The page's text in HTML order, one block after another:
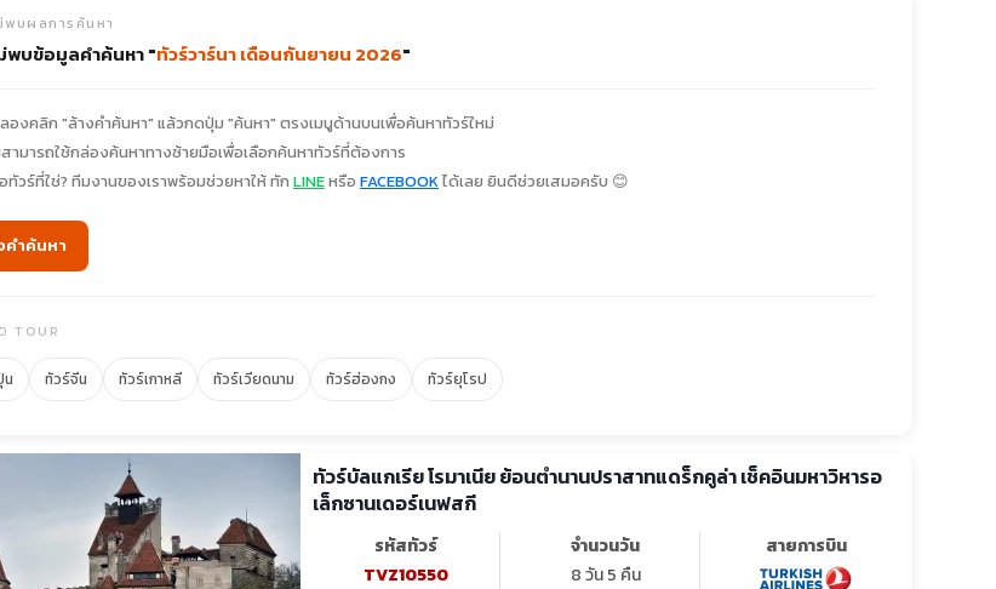
พบผลการค้นหา
พบข้อมูลคำค้นหา "ทัวร์วาร์นา เดือนกันยายน 2026"
องคลิก "ล้างคำค้นหา" แล้วกดปุ่ม "ค้นหา" ตรงเมนูด้านบนเพื่อค้นหาทัวร์ใหม่
ามารถใช้กล่องค้นหาทางซ้ายมือเพื่อเลือกค้นหาทัวร์ที่ต้องการ
อทัวร์ที่ใช่? ทีมงานของเราพร้อมช่วยหาให้ ทัก LINEหรือ FACEBOOKได้เลย ยินดีช่วยเสมอครับ 😊
คำค้นหา
TOUR
ทัวร์จีน ทัวร์เกาหลี ทัวร์เวียดนาม ทัวร์ฮ่องกง ทัวร์ยุโรป
ทัวร์บัลแกเรีย โรมาเนีย ย้อนตำนานปราสาทแดร็กคูล่า เช็คอินมหาวิหารอ
เล็กซานเดอร์เนฟสกี
รหัสทัวร์
TVZ10550
จำนวนวัน
8 วัน 5 คืน
สายการบิน